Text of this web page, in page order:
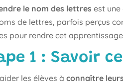
le nom des lettres est
de lettres, parfois perçus
pour rendre cet
1 : Savoir
les élèves àconnaître